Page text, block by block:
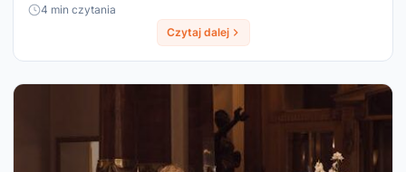
4 min czytania
Czytaj dalej